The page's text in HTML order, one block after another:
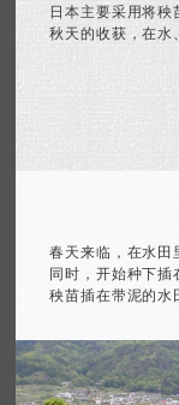
日本主要采用将
秋天的收获，在水
春天来临，在水田
同时，开始种下插
秧苗插在带泥的水